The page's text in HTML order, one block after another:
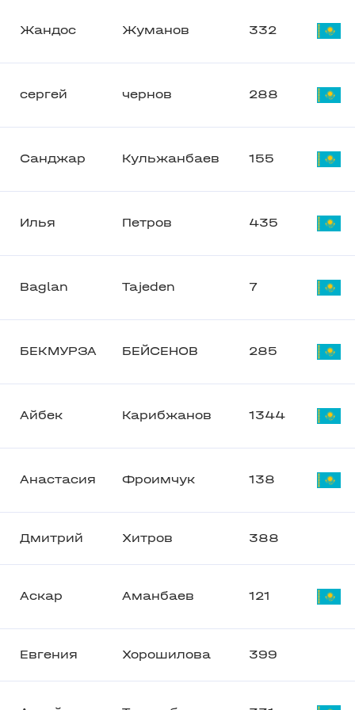
Жандос Жуманов 332
сергей чернов 288
Санджар Кульжанбаев 155
Илья Петров 435
Baglan Tajeden 7
БЕКМУРЗА БЕЙСЕНОВ 285
Айбек Карибжанов 1344
Анастасия Фроимчук 138
Дмитрий Хитров 388
Аскар Аманбаев 121
Евгения Хорошилова 399